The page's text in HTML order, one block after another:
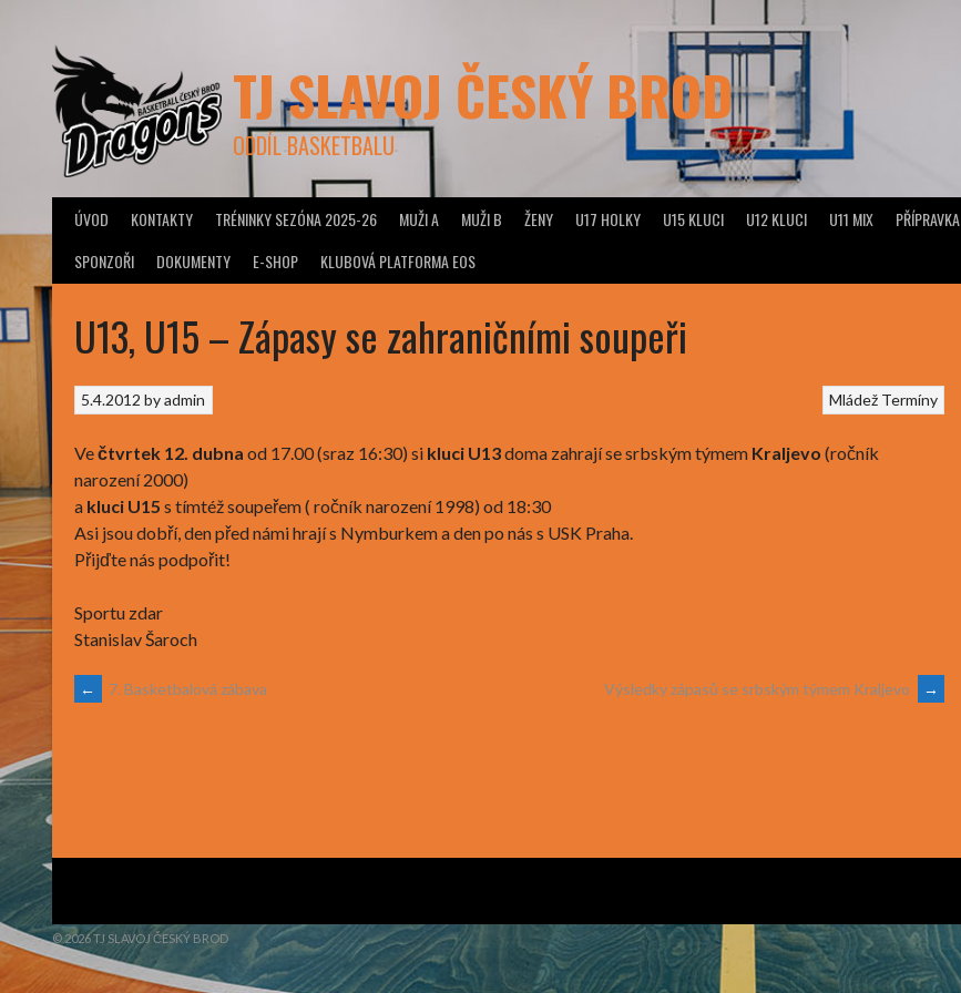
content
TJ SLAVOJ ČESKÝ BROD
ODDÍL BASKETBALU
ÚVOD KONTAKTY TRÉNINKY SEZÓNA 2025-26 MUŽI A MUŽI B ŽENY U17 HOLKY U15 KLUCI U12 KLUCI U11 MIX PŘÍPRAVKA
SPONZOŘI
DOKUMENTY E-SHOP KLUBOVÁ PLATFORMA EOS
U13, U15 – Zápasy se zahraničními soupeři
Mládež Termíny
5.4.2012 byadmin
Večtvrtek 12. dubna od 17.00 (sraz 16:30) si kluci U13doma zahrají se srbským týmem Kraljevo (ročník
narození 2000)
a kluci U15 s tímtéž soupeřem ( ročník narození 1998) od 18:30
Asi jsou dobří, den před námi hrají s Nymburkem a den po nás s USK Praha.
Přijďte nás podpořit!
Sportu zdar
Stanislav Šaroch
POST
← 7. Basketbalová zábava Výsledky zápasů se srbským týmem Kraljevo →
© 2026 TJ SLAVOJ ČESKÝ BROD